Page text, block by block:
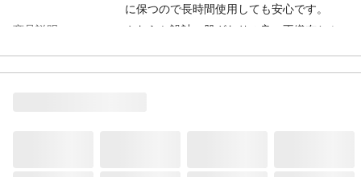
に保つので長時間使用しても安心です。
商品説明
やわらか設計 肌ざわりの良い不織布とふ